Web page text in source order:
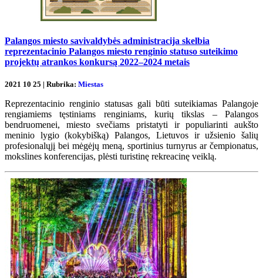
Palangos miesto savivaldybės administracija skelbia
reprezentacinio Palangos miesto renginio statuso suteikimo
projektų atrankos konkursą 2022–2024 metais
2021 10 25 | Rubrika: Miestas
Reprezentacinio renginio statusas gali būti suteikiamas Palangoje
rengiamiems tęstiniams renginiams, kurių tikslas – Palangos
bendruomenei, miesto svečiams pristatyti ir populiarinti aukšto
meninio lygio (kokybišką) Palangos, Lietuvos ir užsienio šalių
profesionalųjį bei mėgėjų meną, sportinius turnyrus ar čempionatus,
mokslines konferencijas, plėsti turistinę rekreacinę veiklą.